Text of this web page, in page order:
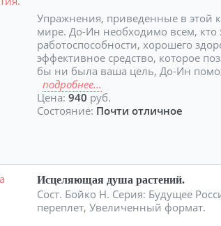
Упражнения, приведенные в этой
мире. До-Ин необходимо всем, кто
работоспособности, хорошего
эффективное средство, которое
бы ни была ваша цель, До-Ин
подробнее...
Цена:940 руб.
Состояние: Почти отличное
Исцеляющая душа растений.
Сост. Бойко Н. Серия: Будущее
переплет, Увеличенный формат.